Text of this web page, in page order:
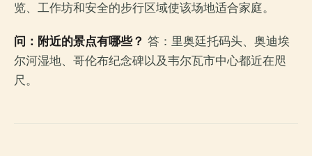
览、工作坊和安全的步行区域使该场地适合家庭。
问：附近的景点有哪些？ 答：里奥廷托码头、奥迪埃
尔河湿地、哥伦布纪念碑以及韦尔瓦市中心都近在咫
尺。